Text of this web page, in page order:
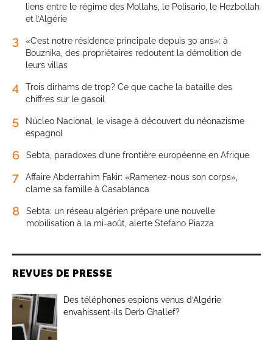
liens entre le régime des Mollahs, le Polisario, le Hezbollah
et l’Algérie
3
«C’est notre résidence principale depuis 30 ans»: à
Bouznika, des propriétaires redoutent la démolition de
leurs villas
4
Trois dirhams de trop? Ce que cache la bataille des
chiffres sur le gasoil
5
Núcleo Nacional, le visage à découvert du néonazisme
espagnol
6 Sebta, paradoxes d’une frontière européenne en Afrique
7
Affaire Abderrahim Fakir: «Ramenez-nous son corps»,
clame sa famille à Casablanca
8
Sebta: un réseau algérien prépare une nouvelle
mobilisation à la mi-août, alerte Stefano Piazza
REVUES DE PRESSE
Des téléphones espions venus d’Algérie
envahissent-ils Derb Ghallef?